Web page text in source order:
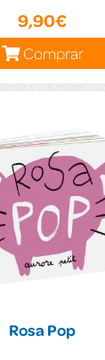
9,90€
Comprar
Rosa Pop